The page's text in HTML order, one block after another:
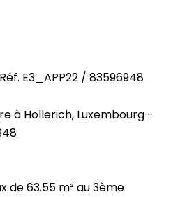
E3_APP22 / 83596948
à Hollerich, Luxembourg -
de 63.55 m² au 3ème